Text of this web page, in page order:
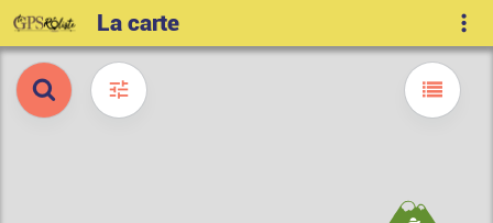
La carte